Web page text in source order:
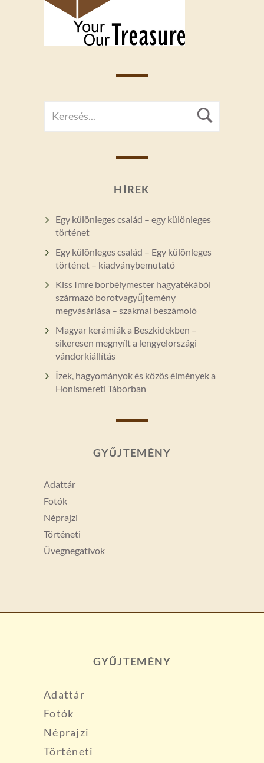
FOR:
HÍREK
Egy különleges család – egy különleges
történet
Egy különleges család – Egy különleges
történet – kiadványbemutató
Kiss Imre borbélymester hagyatékából
származó borotvagyűjtemény
megvásárlása – szakmai beszámoló
Magyar kerámiák a Beszkidekben –
sikeresen megnyílt a lengyelországi
vándorkiállítás
Ízek, hagyományok és közös élmények a
Honismereti Táborban
GYŰJTEMÉNY
Adattár
Fotók
Néprajzi
Történeti
Üvegnegatívok
GYŰJTEMÉNY
Adattár
Fotók
Néprajzi
Történeti